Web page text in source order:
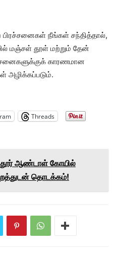
பிரச்சனைகள் நீங்கள் சந்தித்தால்,
மஞ்சள் தூள் மற்றும் தேன்
காரணமான
அழிக்கப்படும்.
Threads
ஆண்டாள் கோயில்
தொடக்கம்!